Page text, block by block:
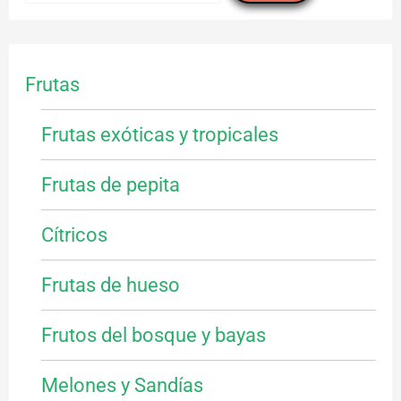
Frutas
Frutas exóticas y tropicales
Frutas de pepita
Cítricos
Frutas de hueso
Frutos del bosque y bayas
Melones y Sandías